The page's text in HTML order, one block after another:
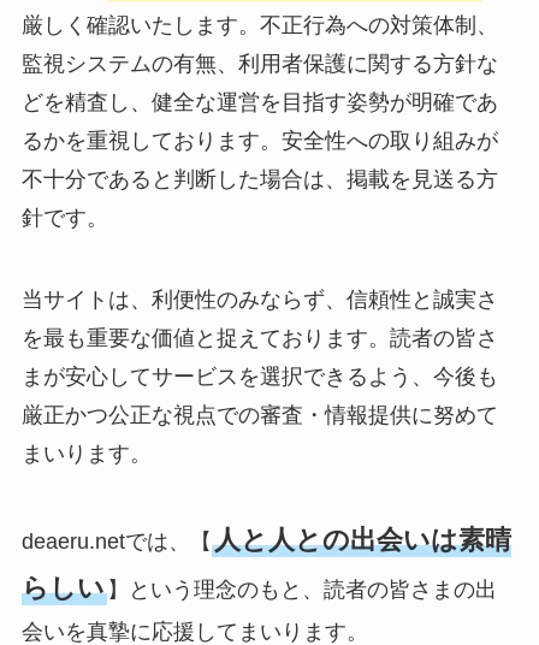
厳しく確認いたします。不正行為への対策体制、
監視システムの有無、利用者保護に関する方針な
どを精査し、健全な運営を目指す姿勢が明確であ
るかを重視しております。安全性への取り組みが
不十分であると判断した場合は、掲載を見送る方
針です。
当サイトは、利便性のみならず、信頼性と誠実さ
を最も重要な価値と捉えております。読者の皆さ
まが安心してサービスを選択できるよう、今後も
厳正かつ公正な視点での審査・情報提供に努めて
まいります。
deaeru.netでは、【 人と人との出会いは素晴
らしい】という理念のもと、読者の皆さまの出
会いを真摯に応援してまいります。